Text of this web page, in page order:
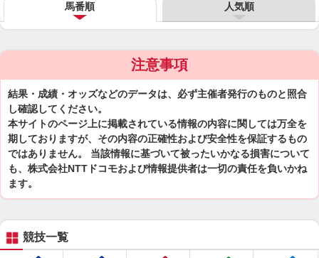
馬番順 人気順
注意事項
結果・成績・オッズなどのデータは、必ず主催者発行のものと照合
し確認してください。
本サイトのページ上に掲載されている情報の内容に関しては万全を
期しておりますが、その内容の正確性および安全性を保証するもの
ではありません。 当該情報に基づいて被ったいかなる損害について
も、株式会社NTTドコモおよび情報提供者は一切の責任を負いかね
ます。
競技一覧